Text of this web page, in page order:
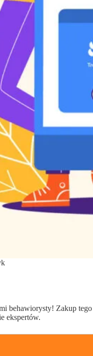
behawiorysty! Zakup
ekspertów.